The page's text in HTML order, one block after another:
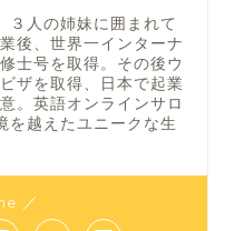
３人の姉妹に囲まれて
後、世界一インターナ
士号を取得。その後ウ
ザを取得、日本で起業
。英語オンラインサロ
を越えたユニークな生
／